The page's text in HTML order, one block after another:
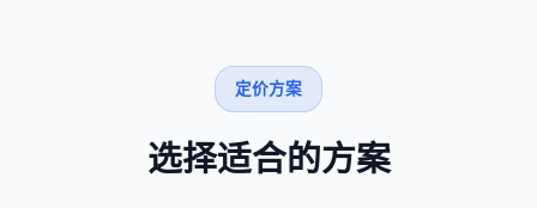
定价方案
选择适合的方案